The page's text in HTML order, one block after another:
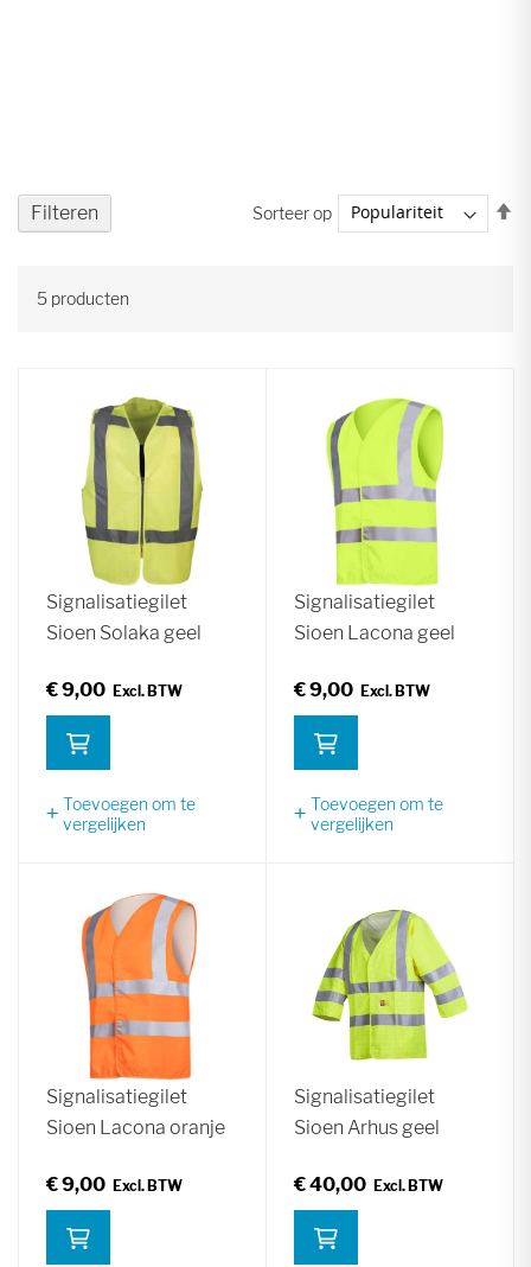
5 producten
Sorteer op
Signalisatiegilet
Sioen Solaka geel
€ 9,00
Toevoegen om te
vergelijken
Signalisatiegilet
Sioen Lacona geel
€ 9,00
Toevoegen om te
vergelijken
Signalisatiegilet
Sioen Lacona oranje
€ 9,00
Signalisatiegilet
Sioen Arhus geel
€ 40,00
Filteren